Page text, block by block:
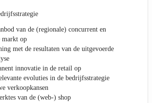
van de (regionale) concurrent en
markt op
met de resultaten van de uitgevoerde
innovatie in de retail op
evoluties in de bedrijfsstrategie
verkoopkansen
van de (web-) shop